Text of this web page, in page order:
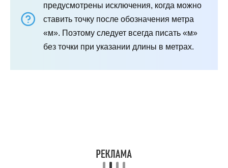
предусмотрены исключения, когда можно
ставить точку после обозначения метра
«м». Поэтому следует всегда писать «м»
без точки при указании длины в метрах.